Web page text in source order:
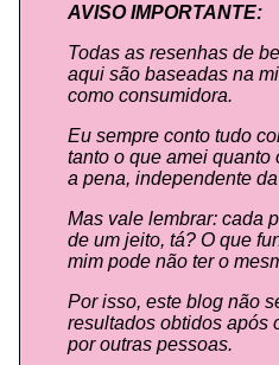
AVISO IMPORTANTE:
Todas as resenhas de
aqui são baseadas na
como consumidora.
Eu sempre conto tudo
tanto o que amei quanto
a pena, independente
Mas vale lembrar: cada
de um jeito, tá? O que
mim pode não ter o
Por isso, este blog não
resultados obtidos após
por outras pessoas.